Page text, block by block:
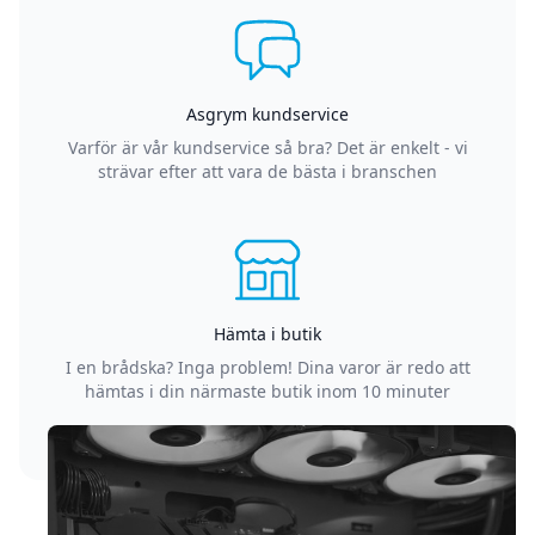
Asgrym kundservice
Varför är vår kundservice så bra? Det är enkelt - vi
strävar efter att vara de bästa i branschen
Hämta i butik
I en brådska? Inga problem! Dina varor är redo att
hämtas i din närmaste butik inom 10 minuter